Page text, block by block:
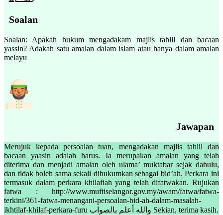
Soalan
Soalan: Apakah hukum mengadakam majlis tahlil dan bacaan
yassin? Adakah satu amalan dalam islam atau hanya dalam amalan
melayu
Jawapan
Merujuk kepada persoalan tuan, mengadakan majlis tahlil dan
bacaan yaasin adalah harus. Ia merupakan amalan yang telah
diterima dan menjadi amalan oleh ulama’ muktabar sejak dahulu,
dan tidak boleh sama sekali dihukumkan sebagai bid’ah. Perkara ini
termasuk dalam perkara khilafiah yang telah difatwakan. Rujukan
fatwa : http://www.muftiselangor.gov.my/awam/fatwa/fatwa-
terkini/361-fatwa-menangani-persoalan-bid-ah-dalam-masalah-
ikhtilaf-khilaf-perkara-furu والله أعلم بالصواب Sekian, terima kasih.